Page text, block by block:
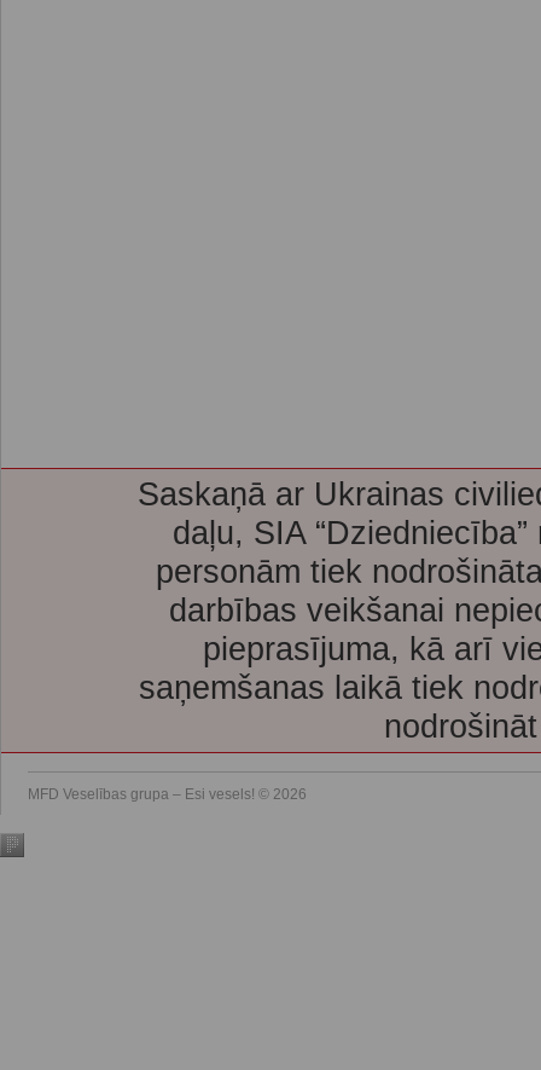
Saskaņā ar Ukrainas
daļu, SIA
personām tiek
darbības veikšanai
pieprasījuma, kā arī
saņemšanas laikā tiek
MFD Veselības grupa – Esi vesels! © 2026